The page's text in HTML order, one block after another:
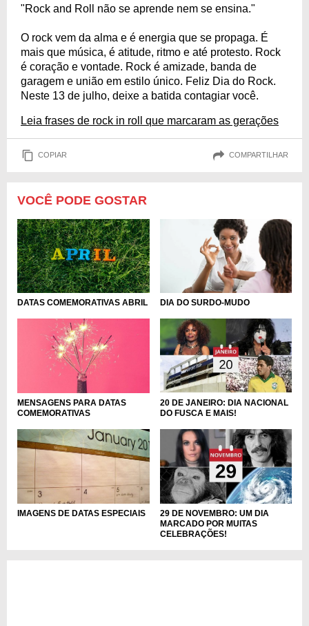
"Rock and Roll não se aprende nem se ensina."
O rock vem da alma e é energia que se propaga. É
mais que música, é atitude, ritmo e até protesto. Rock
é coração e vontade. Rock é amizade, banda de
garagem e união em estilo único. Feliz Dia do Rock.
Neste 13 de julho, deixe a batida contagiar você.
Leia frases de rock in roll que marcaram as gerações
COPIAR COMPARTILHAR
VOCÊ PODE GOSTAR
DATAS COMEMORATIVAS ABRIL DIA DO SURDO-MUDO
MENSAGENS PARA DATAS
COMEMORATIVAS
20 DE JANEIRO: DIA NACIONAL
DO FUSCA E MAIS!
IMAGENS DE DATAS ESPECIAIS
29 DE NOVEMBRO: UM DIA
MARCADO POR MUITAS
CELEBRAÇÕES!